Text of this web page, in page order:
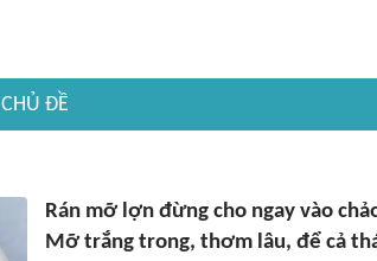
CHỦ ĐỀ
Rán mỡ lợn đừng cho ngay vào
Mỡ trắng trong, thơm lâu, để cả